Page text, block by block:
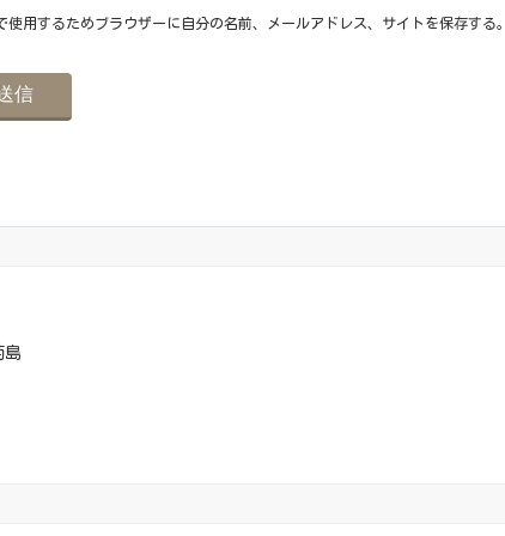
使用するためブラウザーに自分の名前、メールアドレス、サイトを保存する。
島